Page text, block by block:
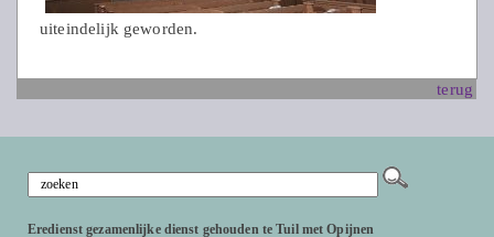
uiteindelijk geworden.
terug
Eredienst gezamenlijke dienst gehouden te Tuil met Opijnen